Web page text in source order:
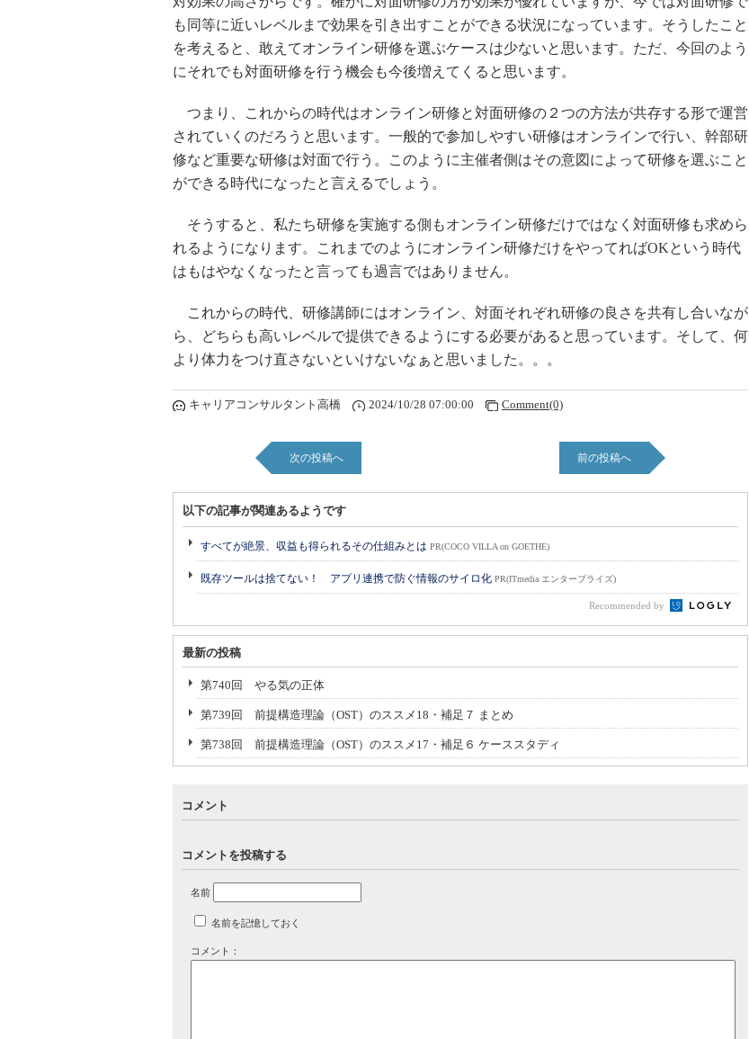
も同等に近いレベルまで効果を引き出すことができる状況になっています。そうしたこと
を考えると、敢えてオンライン研修を選ぶケースは少ないと思います。ただ、今回のよう
にそれでも対面研修を行う機会も今後増えてくると思います。
つまり、これからの時代はオンライン研修と対面研修の２つの方法が共存する形で運営
されていくのだろうと思います。一般的で参加しやすい研修はオンラインで行い、幹部研
修など重要な研修は対面で行う。このように主催者側はその意図によって研修を選ぶこと
ができる時代になったと言えるでしょう。
そうすると、私たち研修を実施する側もオンライン研修だけではなく対面研修も求めら
れるようになります。これまでのようにオンライン研修だけをやってればOKという時代
はもはやなくなったと言っても過言ではありません。
これからの時代、研修講師にはオンライン、対面それぞれ研修の良さを共有し合いなが
ら、どちらも高いレベルで提供できるようにする必要があると思っています。そして、何
より体力をつけ直さないといけないなぁと思いました。。。
キャリアコンサルタント高橋 2024/10/28 07:00:00 Comment(0)
次の投稿へ 前の投稿へ
以下の記事が関連あるようです
すべてが絶景、収益も得られるその仕組みとは PR(COCO VILLA on GOETHE)
既存ツールは捨てない！ アプリ連携で防ぐ情報のサイロ化 PR(ITmedia エンタープライズ)
Recommended by
最新の投稿
第740回 やる気の正体
第739回 前提構造理論（OST）のススメ18・補足７ まとめ
第738回 前提構造理論（OST）のススメ17・補足６ ケーススタディ
コメント
コメントを投稿する
名前
名前を記憶しておく
コメント：